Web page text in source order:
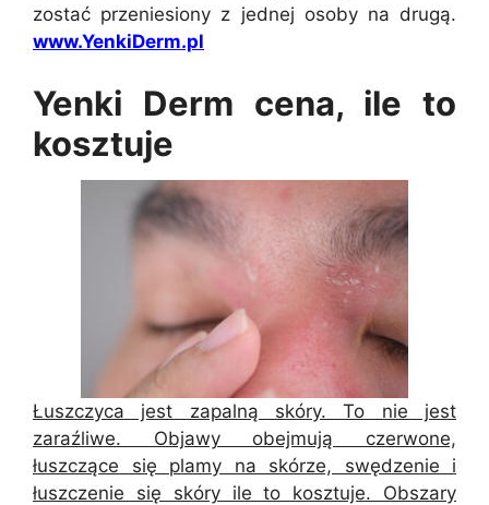
zostać przeniesiony z jednej osoby na drugą.
www.YenkiDerm.pl
Yenki Derm cena, ile to
kosztuje
Łuszczyca jest zapalną skóry. To nie jest
zaraźliwe. Objawy obejmują czerwone,
łuszczące się plamy na skórze, swędzenie i
łuszczenie się skóry ile to kosztuje. Obszary